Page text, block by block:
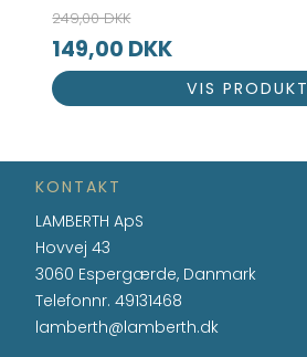
249,00 DKK
149,00 DKK
VIS PRODUKT
KONTAKT
LAMBERTH ApS
Hovvej 43
3060 Espergærde, Danmark
Telefonnr.49131468
lamberth@lamberth.dk